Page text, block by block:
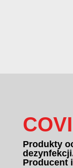
Produkty
Producent